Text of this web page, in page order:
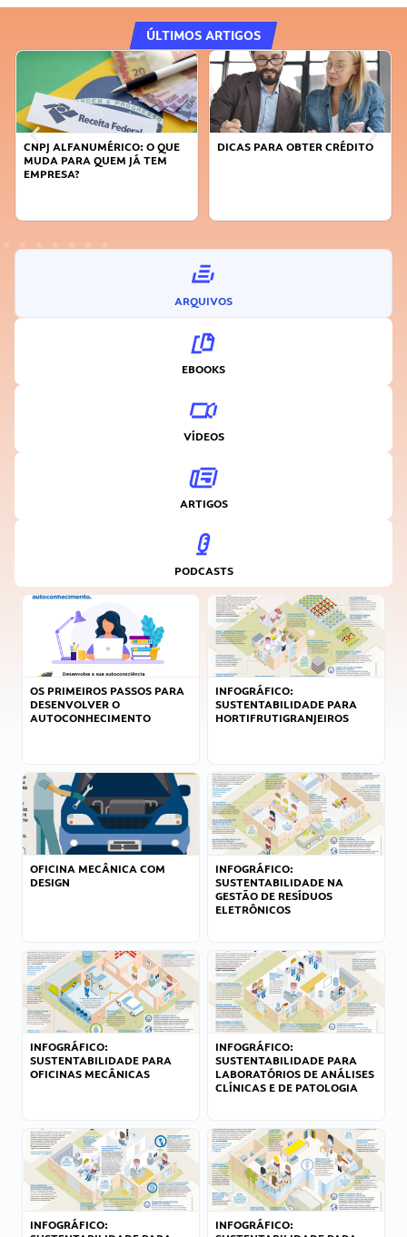
ÚLTIMOS ARTIGOS
DICAS PARA OBTER CRÉDITO
FAÇA A DIFERENÇA: SEJA
ARQUIVOS
EBOOKS
VÍDEOS
ARTIGOS
PODCASTS
OS PRIMEIROS PASSOS PARA
DESENVOLVER O
AUTOCONHECIMENTO
INFOGRÁFICO:
SUSTENTABILIDADE PARA
HORTIFRUTIGRANJEIROS
OFICINA MECÂNICA COM
DESIGN
INFOGRÁFICO:
SUSTENTABILIDADE NA
GESTÃO DE RESÍDUOS
ELETRÔNICOS
INFOGRÁFICO:
SUSTENTABILIDADE PARA
OFICINAS MECÂNICAS
INFOGRÁFICO:
SUSTENTABILIDADE PARA
LABORATÓRIOS DE ANÁLISES
CLÍNICAS E DE PATOLOGIA
INFOGRÁFICO:
INFOGRÁFICO: